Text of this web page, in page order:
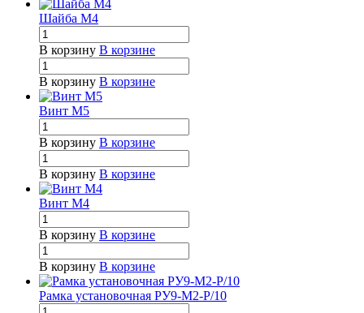
Шайба М4
В корзину В корзине
В корзину В корзине
Винт М5
В корзину В корзине
В корзину В корзине
Винт М4
В корзину В корзине
В корзину В корзине
Рамка установочная РУ9-М2-Р/10